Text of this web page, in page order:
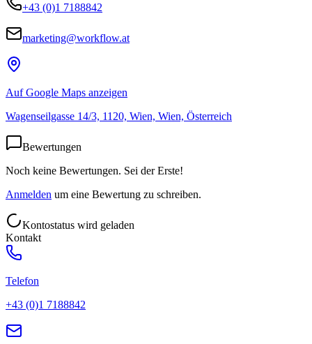
+43 (0)1 7188842
marketing@workflow.at
Auf Google Maps anzeigen
Wagenseilgasse 14/3, 1120, Wien, Wien, Österreich
Bewertungen
Noch keine Bewertungen. Sei der Erste!
Anmelden um eine Bewertung zu schreiben.
Kontostatus wird geladen
Kontakt
Telefon
+43 (0)1 7188842